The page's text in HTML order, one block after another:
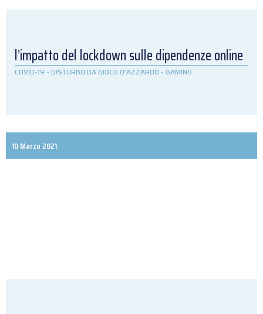
l’impatto del lockdown sulle dipendenze online
COVID-19 - DISTURBO DA GIOCO D'AZZARDO - GAMING
10 Marzo 2021